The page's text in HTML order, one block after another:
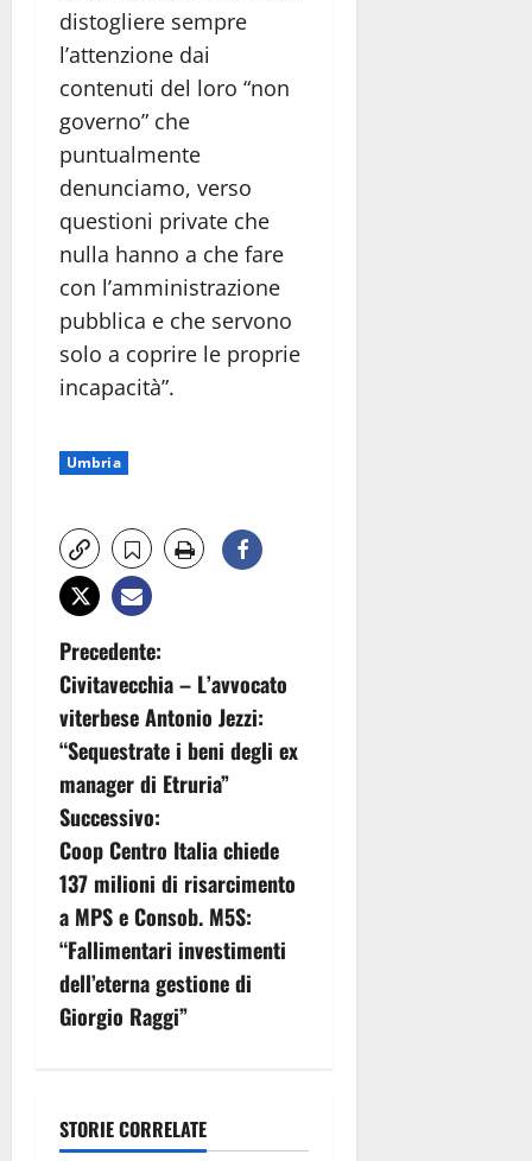
distogliere sempre
l’attenzione dai
contenuti del loro “non
governo” che
puntualmente
denunciamo, verso
questioni private che
nulla hanno a che fare
con l’amministrazione
pubblica e che servono
solo a coprire le proprie
incapacità”.
Umbria
N
a
v
i
g
a
z
i
n
Precedente:
Civitavecchia – L’avvocato
viterbese Antonio Jezzi:
“Sequestrate i beni degli ex
manager di Etruria”
Successivo:
Coop Centro Italia chiede
137 milioni di risarcimento
a MPS e Consob. M5S:
“Fallimentari investimenti
dell’eterna gestione di
Giorgio Raggi”
STORIE CORRELATE